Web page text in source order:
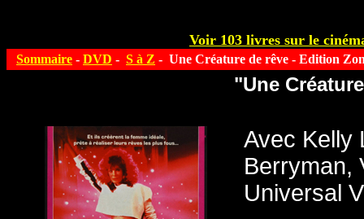
Voir 103 livres sur le
Sommaire - DVD - S à Z - Une Créature de rêve - Edition
"Une
Avec Kelly
Berryman,
Universal